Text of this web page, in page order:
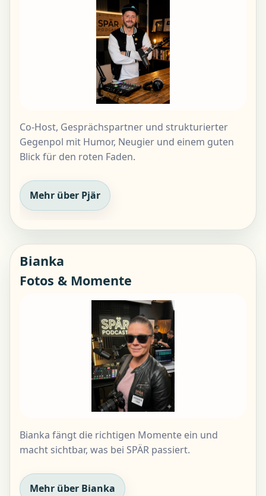
Co-Host, Gesprächspartner und strukturierter
Gegenpol mit Humor, Neugier und einem guten
Blick für den roten Faden.
Mehr über Pjär
Bianka
Fotos & Momente
Bianka fängt die richtigen Momente ein und
macht sichtbar, was bei SPÄR passiert.
Mehr über Bianka